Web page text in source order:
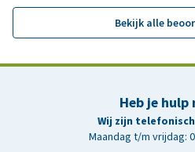
Bekijk alle
Heb je hulp
Wij zijn
Maandag t/m vrijdag: